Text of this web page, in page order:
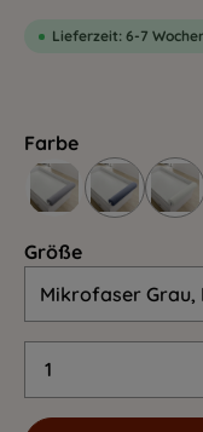
Lieferzeit: 6-7
Farbe
Größe
Produkt